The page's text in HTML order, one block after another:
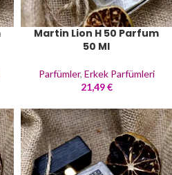
Martin Lion H 50 Parfum
50 Ml
Parfümler, Erkek Parfümleri
21,49€